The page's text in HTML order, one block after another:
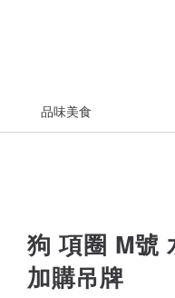
品味美食
狗 項圈 M號
加購吊牌